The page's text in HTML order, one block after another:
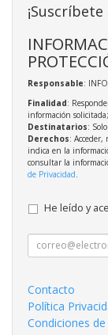
Responsable:
Finalidad:
información solicitada;
Destinatarios:
Derechos: Acceder,
indica en la
consultar la
de Privacidad
He leído y
Contacto
Política
Condiciones